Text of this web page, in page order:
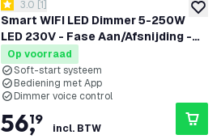
Smart WIFI LED Dimmer 5-250W
LED 230V - Fase Aan/Afsnijding -
Universeel
reviews drawer openen
3 score sterren
3.0 [1]
Op voorraad
Soft-start systeem
Bediening met App
Dimmer voice control
56,
19
incl. BTW